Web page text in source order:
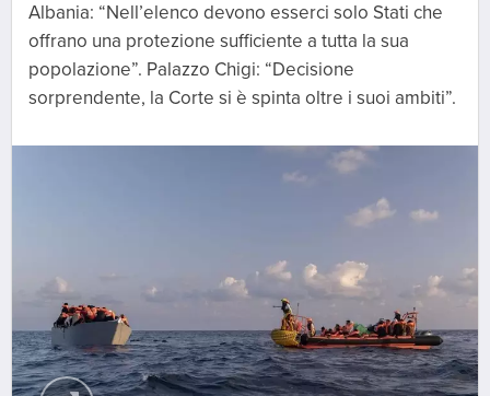
Albania: “Nell’elenco devono esserci solo Stati che
offrano una protezione sufficiente a tutta la sua
popolazione”. Palazzo Chigi: “Decisione
sorprendente, la Corte si è spinta oltre i suoi ambiti”.